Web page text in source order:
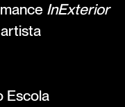
InExterior
Escola